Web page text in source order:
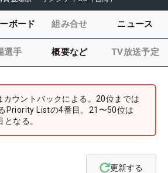
ボード 組み合せ ニュース
選手 概要など TV放送予定
ウントバックによる。20位までは
Priority Listの4番目。21〜50位は
なる。
更新する